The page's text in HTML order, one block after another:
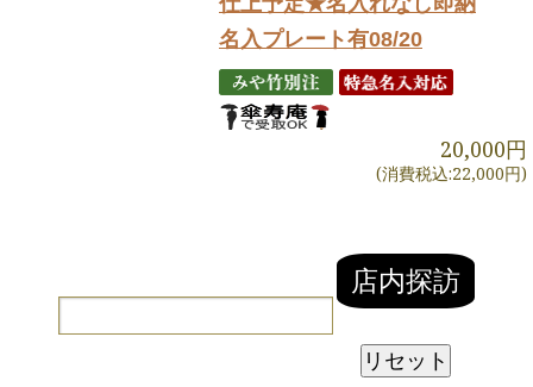
名入プレート有08/20
20,000円
(消費税込:22,000円)